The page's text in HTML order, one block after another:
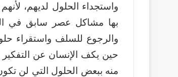
واستجداء الحلول لديهم،
بها مشاكل عصر سابق في
والرجوع للسلف واستقراء
حين يكف الإنسان عن
منه ببعض الحلول التي لن